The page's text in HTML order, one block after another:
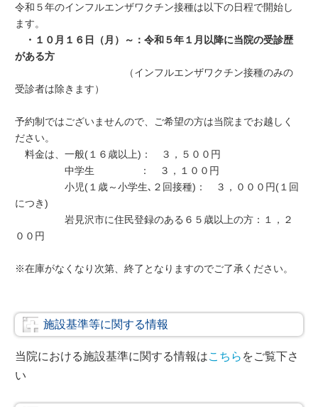
令和５年のインフルエンザワクチン接種は以下の日程で開始し
ます。
・１０月１６日（月）～：令和５年１月以降に当院の受診歴
がある方
（インフルエンザワクチン接種のみの
受診者は除きます）
予約制ではございませんので、ご希望の方は当院までお越しく
ださい。
料金は、一般(１６歳以上)： ３，５００円
中学生 ： ３，１００円
小児(１歳～小学生､２回接種)： ３，０００円(１回
につき)
岩見沢市に住民登録のある６５歳以上の方：１，２
００円
※在庫がなくなり次第、終了となりますのでご了承ください。
施設基準等に関する情報
当院における施設基準に関する情報はこちら をご覧下さ
い